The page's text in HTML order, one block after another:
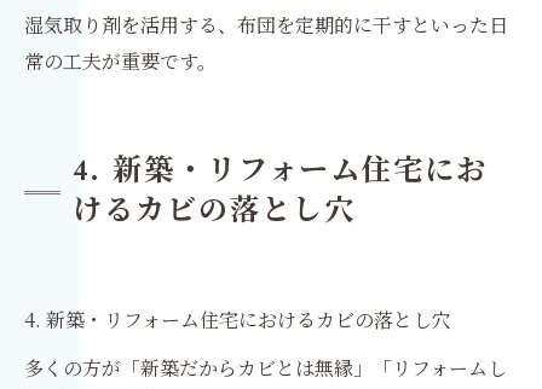
湿気取り剤を活用する、布団を定期的に干すといった日
常の工夫が重要です。
4. 新築・リフォーム住宅にお
けるカビの落とし穴
4. 新築・リフォーム住宅におけるカビの落とし穴
多くの方が「新築だからカビとは無縁」「リフォームし